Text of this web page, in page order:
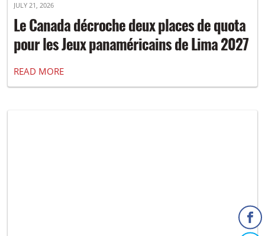
JULY 21, 2026
Le Canada décroche deux places de quota
pour les Jeux panaméricains de Lima 2027
READ MORE